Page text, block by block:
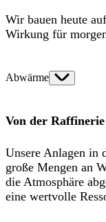
Wir bauen heute
Wirkung für
Abwärme
Von der
Unsere Anlagen in
große Mengen an
die Atmosphäre
eine wertvolle